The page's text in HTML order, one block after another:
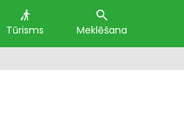
Tūrisms Meklēšana